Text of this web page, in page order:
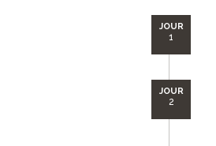
JOUR
1
JOUR
2